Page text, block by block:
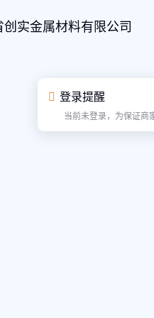
创实金属材料有限公司
登录提醒
当前未登录，为保证商